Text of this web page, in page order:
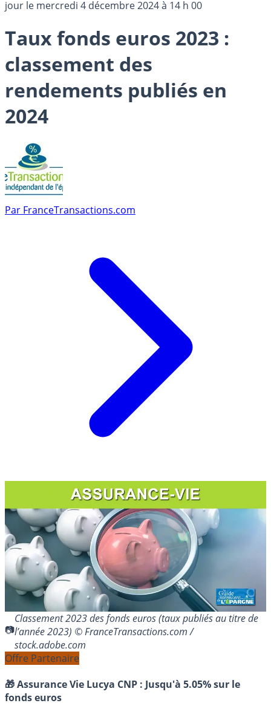
jour le mercredi 4 décembre 2024 à 14 h 00
Taux fonds euros 2023 :
classement des
rendements publiés en
2024
Par FranceTransactions.com
Classement 2023 des fonds euros (taux publiés au titre de
l’année 2023) © FranceTransactions.com /
stock.adobe.com
Offre Partenaire
🎁 Assurance Vie Lucya CNP : Jusqu'à 5.05% sur le
fonds euros